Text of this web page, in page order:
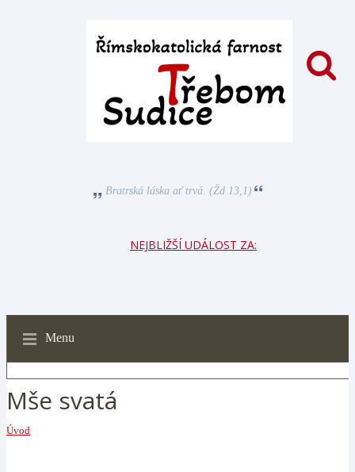
Bratrská láska ať trvá. (Žd 13,1)
NEJBLIŽŠÍ UDÁLOST ZA:
Menu
Mše svatá
Úvod